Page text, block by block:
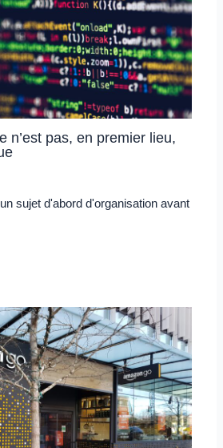
n’est pas, en premier lieu,
sujet d'abord d'organisation avant